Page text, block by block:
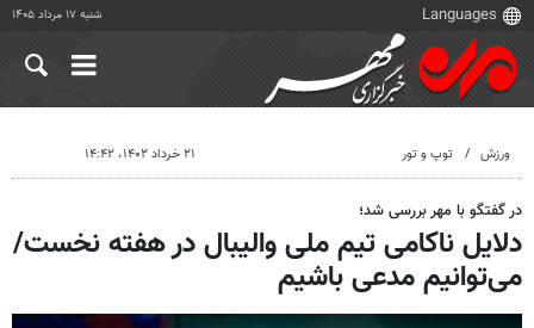
شنبه ۱۷ مرداد ۱۴۰۵
ورزش توپ و تور ۲۱ خرداد ۱۴۰۲، ۱۴:۴۲
در گفتگو با مهر بررسی شد؛
دلایل ناکامی تیم ملی والیبال در هفته نخست/
می‌توانیم مدعی باشیم